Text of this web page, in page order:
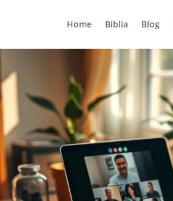
Home Biblia Blog